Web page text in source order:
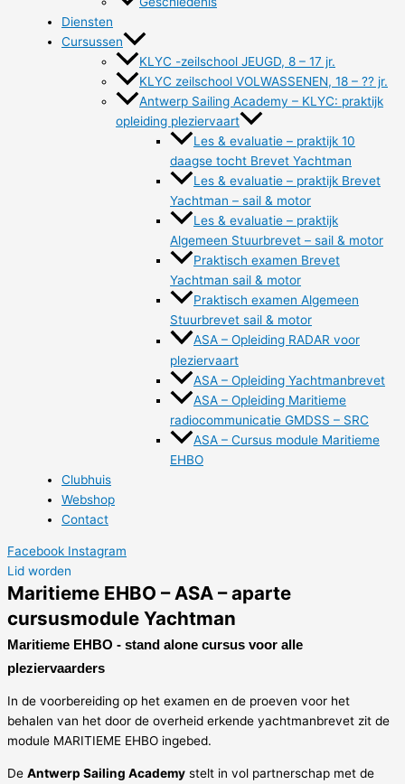
Diensten
Cursussen
KLYC -zeilschool JEUGD, 8 – 17 jr.
KLYC zeilschool VOLWASSENEN, 18 – ?? jr.
Antwerp Sailing Academy – KLYC: praktijk
opleiding pleziervaart
Les & evaluatie – praktijk 10
daagse tocht Brevet Yachtman
Les & evaluatie – praktijk Brevet
Yachtman – sail & motor
Les & evaluatie – praktijk
Algemeen Stuurbrevet – sail & motor
Praktisch examen Brevet
Yachtman sail & motor
Praktisch examen Algemeen
Stuurbrevet sail & motor
ASA – Opleiding RADAR voor
pleziervaart
ASA – Opleiding Yachtmanbrevet
ASA – Opleiding Maritieme
radiocommunicatie GMDSS – SRC
ASA – Cursus module Maritieme
EHBO
Clubhuis
Webshop
Contact
Facebook Instagram
Lid worden
Maritieme EHBO – ASA – aparte
cursusmodule Yachtman
Maritieme EHBO - stand alone cursus voor alle
pleziervaarders
In de voorbereiding op het examen en de proeven voor het
behalen van het door de overheid erkende yachtmanbrevet zit de
module MARITIEME EHBO ingebed.
De Antwerp Sailing Academy stelt in vol partnerschap met de